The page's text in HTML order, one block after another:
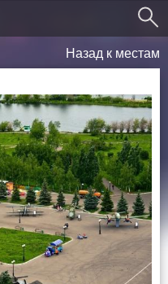
Назад к местам